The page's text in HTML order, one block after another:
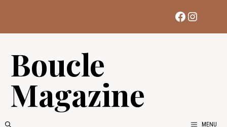
contenu
Facebook
Boucle
Magazine
MENU